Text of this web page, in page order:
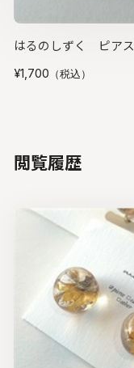
はるのしずく ピアス
¥1,700 （税込）
閲覧履歴